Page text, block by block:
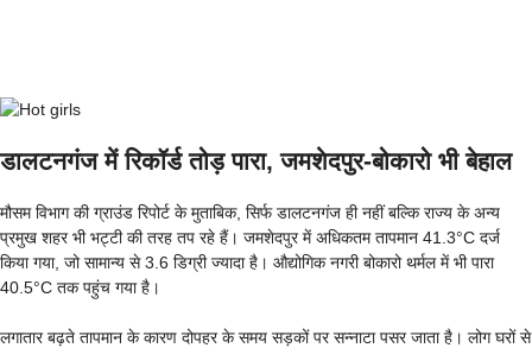
डालटनगंज में रिकॉर्ड तोड़ पारा, जमशेदपुर-बोकारो भी बेहाल
मौसम विभाग की ग्राउंड रिपोर्ट के मुताबिक, सिर्फ डालटनगंज ही नहीं बल्कि राज्य के अन्य
प्रमुख शहर भी भट्टी की तरह तप रहे हैं। जमशेदपुर में अधिकतम तापमान 41.3°C दर्ज
किया गया, जो सामान्य से 3.6 डिग्री ज्यादा है। औद्योगिक नगरी बोकारो थर्मल में भी पारा
40.5°C तक पहुंच गया है।
लगातार बढ़ते तापमान के कारण दोपहर के समय सड़कों पर सन्नाटा पसर जाता है। लोग घरों से